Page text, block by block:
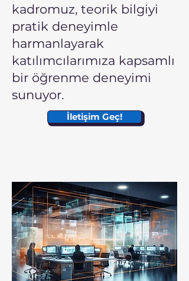
kadromuz, teorik bilgiyi
pratik deneyimle
harmanlayarak
katılımcılarımıza kapsamlı
bir öğrenme deneyimi
sunuyor.
İletişim Geç!